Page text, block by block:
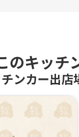
のキッチ
ンカー出店